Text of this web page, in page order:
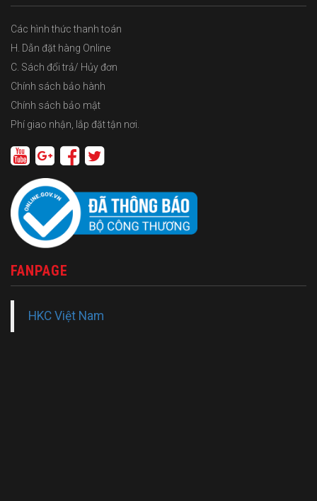
Các hình thức thanh toán
H. Dẫn đặt hàng Online
C. Sách đổi trả/ Hủy đơn
Chính sách bảo hành
Chính sách bảo mật
Phí giao nhận, lắp đặt tận nơi.
FANPAGE
HKC Việt Nam